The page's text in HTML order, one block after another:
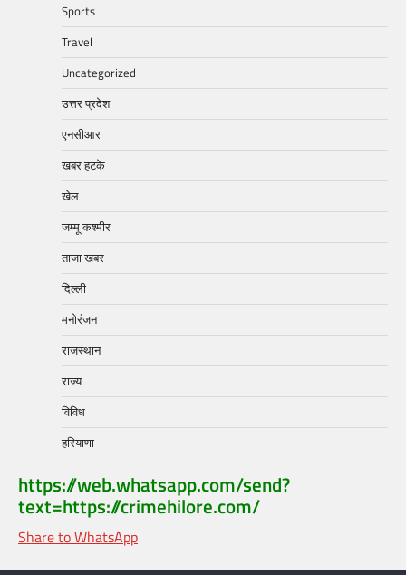
Sports
Travel
Uncategorized
उत्तर प्रदेश
एनसीआर
खबर हटके
खेल
जम्मू कश्मीर
ताजा खबर
दिल्ली
मनोरंजन
राजस्थान
राज्य
विविध
हरियाणा
https://web.whatsapp.com/send?
text=https://crimehilore.com/
Share to WhatsApp